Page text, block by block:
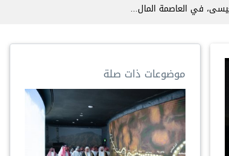
في العاصمة المال...
موضوعات ذات صلة